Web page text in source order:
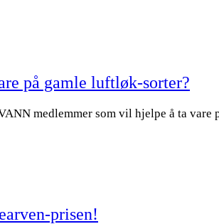
på gamle luftløk-sorter?
medlemmer som vil hjelpe å ta
prisen!